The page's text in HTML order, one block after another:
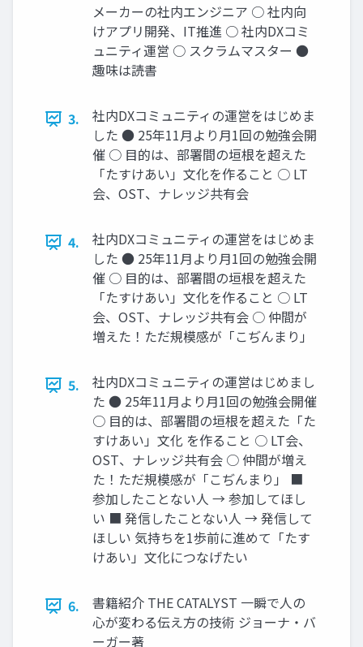
メーカーの社内エンジニア ○ 社内向
けアプリ開発、IT推進 ○ 社内DXコミ
ュニティ運営 ○ スクラムマスター ●
趣味は読書
3.
社内DXコミュニティの運営をはじめま
した ● 25年11月より月1回の勉強会開
催 ○ 目的は、部署間の垣根を超えた
「たすけあい」文化を作ること ○ LT
会、OST、ナレッジ共有会
4.
社内DXコミュニティの運営をはじめま
した ● 25年11月より月1回の勉強会開
催 ○ 目的は、部署間の垣根を超えた
「たすけあい」文化を作ること ○ LT
会、OST、ナレッジ共有会 ○ 仲間が
増えた！ただ規模感が「こぢんまり」
5.
社内DXコミュニティの運営はじめまし
た ● 25年11月より月1回の勉強会開催
○ 目的は、部署間の垣根を超えた「た
すけあい」文化 を作ること ○ LT会、
OST、ナレッジ共有会 ○ 仲間が増え
た！ただ規模感が「こぢんまり」 ■
参加したことない人 → 参加してほし
い ■ 発信したことない人 → 発信して
ほしい 気持ちを1歩前に進めて「たす
けあい」文化につなげたい
6.
書籍紹介 THE CATALYST 一瞬で人の
心が変わる伝え方の技術 ジョーナ・バ
ーガー著